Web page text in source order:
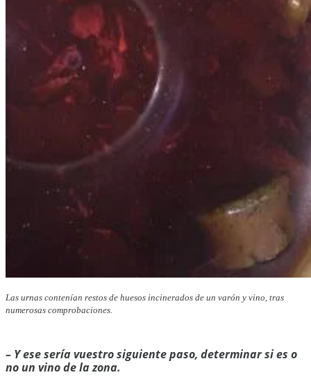
Las urnas contenían restos de huesos incinerados de un varón y vino, tras
numerosas comprobaciones.
– Y ese sería vuestro siguiente paso, determinar si es o
no un vino de la zona.